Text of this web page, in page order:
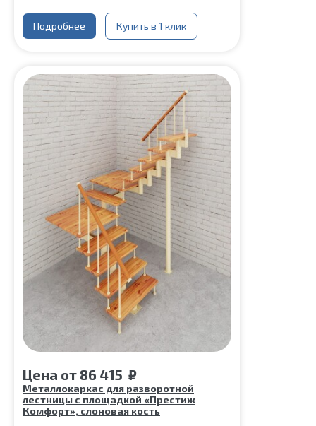
Подробнее Купить в 1 клик
Цена от 86 415 ₽
Металлокаркас для разворотной
лестницы с площадкой «Престиж
Комфорт», слоновая кость